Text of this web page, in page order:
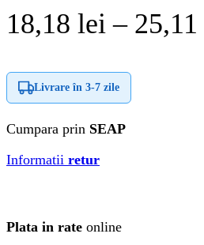
18,18 lei – 25,11
Livrare în 3-7 zile
Cumpara prin SEAP
Informatii retur
Plata in rate online